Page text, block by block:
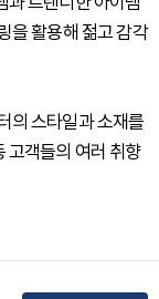
을 활용해 젊고 감각
의 스타일과 소재를
고객들의 여러 취향